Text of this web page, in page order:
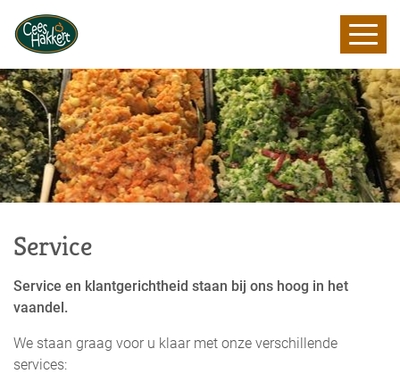
Home
Over ons
Service
Online bestellen
Contact
Service
Service en klantgerichtheid staan bij ons hoog in het
vaandel.
We staan graag voor u klaar met onze verschillende
services: